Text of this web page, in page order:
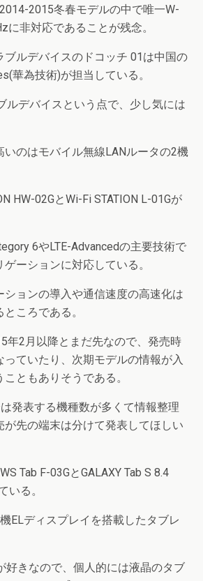
2015冬春モデルの中で唯一W-
に非対応であることが残念。
ブルデバイスのドコッチ 01は中国の
華為技術)が担当している。
ルデバイスという点で、少し気には
いのはモバイル無線LANルータの2機
HW-02GとWi-Fi STATION L-01Gが
6やLTE-Advancedの主要技術で
ーションに対応している。
ションの導入や通信速度の高速化は
ころである。
年2月以降とまだ先なので、発売時
っていたり、次期モデルの情報が入
ともありそうである。
発表する機種数が多くて情報整理
が先の端末は分けて発表してほしい
Tab F-03GとGALAXY Tab S 8.4
いる。
ELディスプレイを搭載したタブレ
好きなので、個人的には液晶のタブ